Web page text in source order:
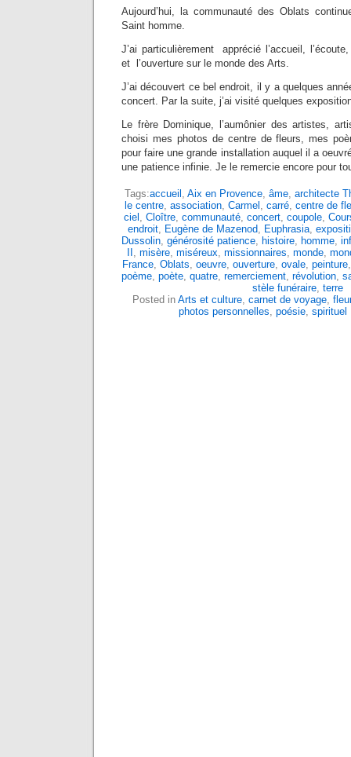
Aujourd’hui, la communauté des Oblats
Saint homme.
J’ai particulièrement apprécié l’accueil,
et l’ouverture sur le monde des Arts.
J’ai découvert ce bel endroit, il y a quelques
concert. Par la suite, j’ai visité quelques
Le frère Dominique, l’aumônier des artistes,
choisi mes photos de centre de fleurs, mes
pour faire une grande installation auquel il a
une patience infinie. Je le remercie encore pour
Tags:accueil Aix en Provence, âme, architecte
le centre, association, Carmel carré, centre de
ciel Cloître, communauté, concert, coupole,
endroit Eugène de Mazenod Euphrasia
Dussolin générosité patience histoire homme
II misère, miséreux missionnaires monde,
France, Oblats oeuvre, ouverture, ovale, peinture
poème poète quatre remerciement révolution
stèle funéraire terre
Posted in Arts et culture, carnet de voyage, fleur
photos personnelles poésie spirituel